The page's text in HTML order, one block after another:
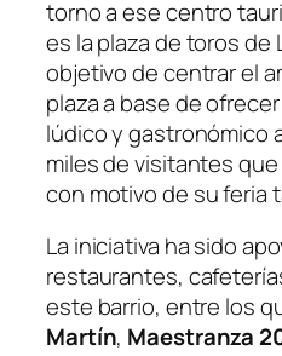
torno a ese centro
es la plaza de toros de
objetivo de centrar el
plaza a base de
lúdico y gastronómico
miles de visitantes
con motivo de su feria
La iniciativa ha sido
restaurantes,
este barrio, entre los
Martín, Maestranza